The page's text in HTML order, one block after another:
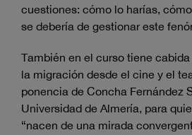
cuestiones: cómo lo harías,
se debería de gestionar este
También en el curso tiene
la migración desde el cine y el
ponencia de Concha Fernández
Universidad de Almería, para
“nacen de una mirada